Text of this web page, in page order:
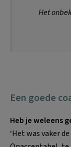
Het
Een goede
Heb je weleens
‘Het was vaker